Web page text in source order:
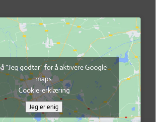
"Jeg godtar" for å aktivere Google
maps
Cookie-erklæring
Jeg er enig